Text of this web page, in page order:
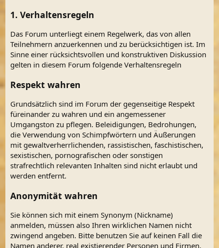
1. Verhaltensregeln
Das Forum unterliegt einem Regelwerk, das von allen
Teilnehmern anzuerkennen und zu berücksichtigen ist. Im
Sinne einer rücksichtsvollen und konstruktiven Diskussion
gelten in diesem Forum folgende Verhaltensregeln
Respekt wahren
Grundsätzlich sind im Forum der gegenseitige Respekt
füreinander zu wahren und ein angemessener
Umgangston zu pflegen. Beleidigungen, Bedrohungen,
die Verwendung von Schimpfwörtern und Äußerungen
mit gewaltverherrlichenden, rassistischen, faschistischen,
sexistischen, pornografischen oder sonstigen
strafrechtlich relevanten Inhalten sind nicht erlaubt und
werden entfernt.
Anonymität wahren
Sie können sich mit einem Synonym (Nickname)
anmelden, müssen also Ihren wirklichen Namen nicht
zwingend angeben. Bitte benutzen Sie auf keinen Fall die
Namen anderer, real existierender Personen und Firmen.